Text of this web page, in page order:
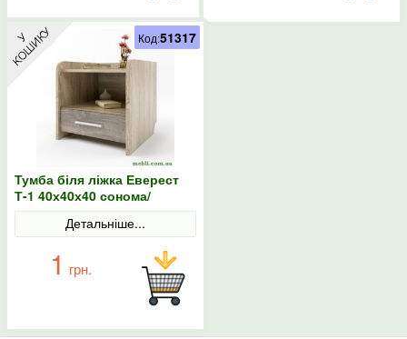
Тумба біля ліжка Еверест
Т-1 40х40х40 сонома/
трюфель
Детальніше...
1 грн.
Код:51317